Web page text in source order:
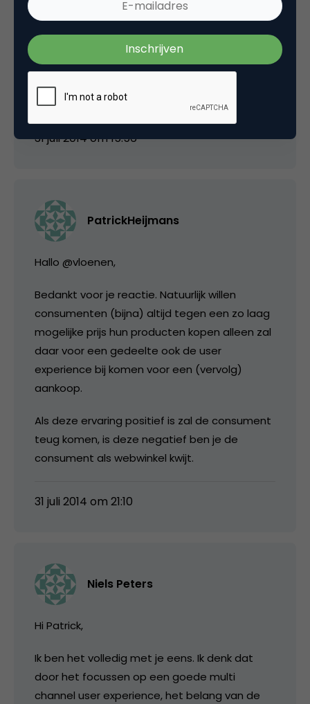
als slechte mechanische factoren gepaard
gaan met slechte menselijke factoren, zal de
klantervaring nóg negatiever zijn. Ik zal dus
vooral iedereen aanraden deze tips op te
volgen.
31 juli 2014 om 15:56
PatrickHeijmans
Hallo @vloenen,
Bedankt voor je reactie. Natuurlijk willen
consumenten (bijna) altijd tegen een zo laag
mogelijke prijs hun producten kopen alleen zal
daar voor een gedeelte ook de user
experience bij komen voor een (vervolg)
aankoop.
Als deze ervaring positief is zal de consument
teug komen, is deze negatief ben je de
consument als webwinkel kwijt.
31 juli 2014 om 21:10
Niels Peters
Hi Patrick,
Ik ben het volledig met je eens. Ik denk dat
door het focussen op een goede multi
channel user experience, het belang van de